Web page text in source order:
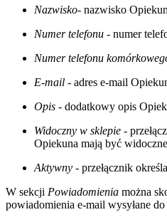
Nazwisko- nazwisko
Numer telefonu - numer
Numer telefonu
E-mail - adres e-mail
Opis - dodatkowy opis
Widoczny w sklepie -
Opiekuna mają być
Aktywny - przełącznik
W sekcji Powiadomienia można
powiadomienia e-mail wysyłane